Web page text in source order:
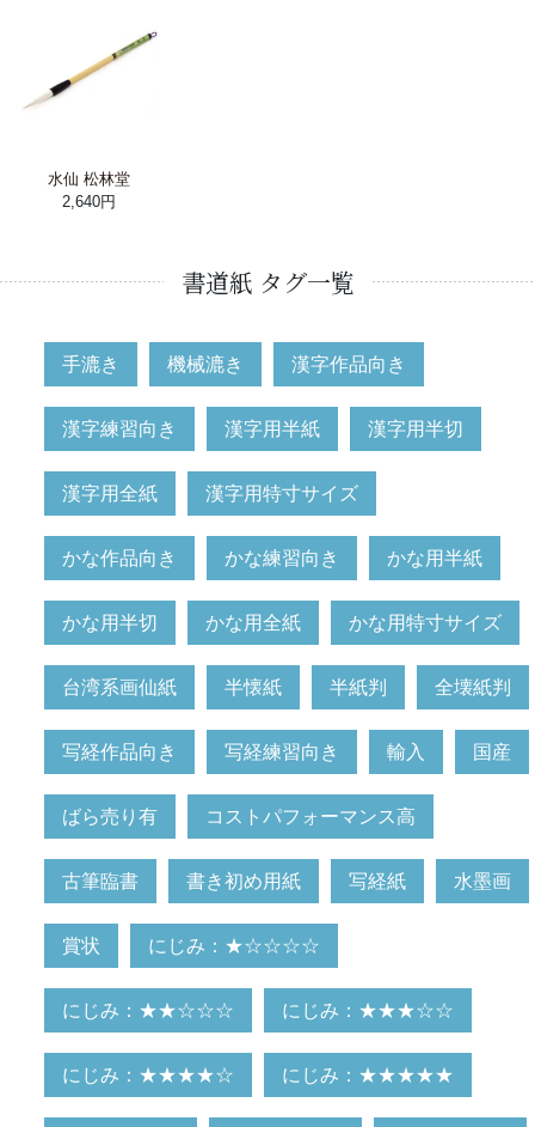
水仙 松林堂
2,640円
書道紙 タグ一覧
手漉き 機械漉き 漢字作品向き
漢字練習向き 漢字用半紙 漢字用半切
漢字用全紙 漢字用特寸サイズ
かな作品向き かな練習向き かな用半紙
かな用半切 かな用全紙 かな用特寸サイズ
台湾系画仙紙 半懐紙 半紙判 全壊紙判
写経作品向き 写経練習向き 輸入 国産
ばら売り有 コストパフォーマンス高
古筆臨書 書き初め用紙 写経紙 水墨画
賞状 にじみ：★☆☆☆☆
にじみ：★★☆☆☆ にじみ：★★★☆☆
にじみ：★★★★☆ にじみ：★★★★★